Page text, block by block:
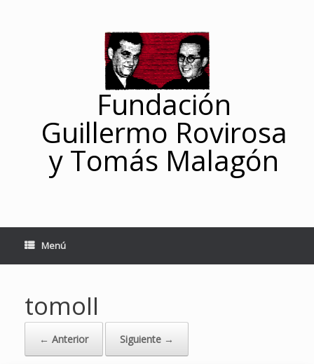
Fundación
Guillermo Rovirosa
y Tomás Malagón
Menú
tomoII
← Anterior Siguiente →